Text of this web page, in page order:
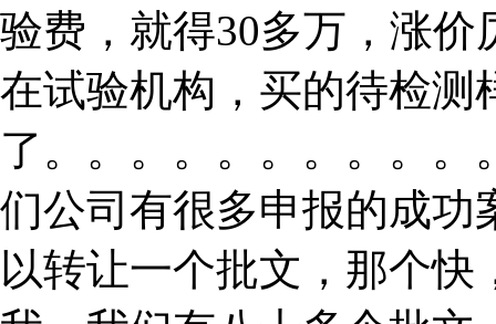
验费，就得30多万，涨
在试验机构，买的待检测
了。。。。。。。。。
们公司有很多申报的成功
以转让一个批文，那个